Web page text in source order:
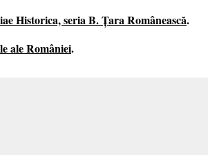
Historica, seria B. Ţara Românească.
ale României.